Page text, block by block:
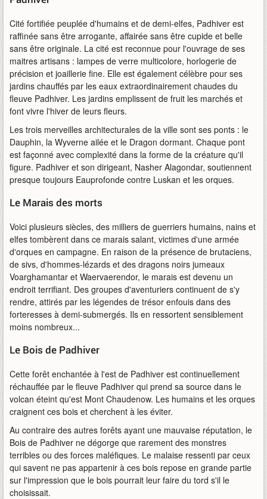
Cité fortifiée peuplée d'humains et de demi-elfes, Padhiver est
raffinée sans être arrogante, affairée sans être cupide et belle
sans être originale. La cité est reconnue pour l'ouvrage de ses
maitres artisans : lampes de verre multicolore, horlogerie de
précision et joaillerie fine. Elle est également célèbre pour ses
jardins chauffés par les eaux extraordinairement chaudes du
fleuve Padhiver. Les jardins emplissent de fruit les marchés et
font vivre l'hiver de leurs fleurs.
Les trois merveilles architecturales de la ville sont ses ponts : le
Dauphin, la Wyverne ailée et le Dragon dormant. Chaque pont
est façonné avec complexité dans la forme de la créature qu'il
figure. Padhiver et son dirigeant, Nasher Alagondar, soutiennent
presque toujours Eauprofonde contre Luskan et les orques.
Le Marais des morts
Voici plusieurs siècles, des milliers de guerriers humains, nains et
elfes tombèrent dans ce marais salant, victimes d'une armée
d'orques en campagne. En raison de la présence de brutaciens,
de sivs, d'hommes-lézards et des dragons noirs jumeaux
Voarghamantar et Waervaerendor, le marais est devenu un
endroit terrifiant. Des groupes d'aventuriers continuent de s'y
rendre, attirés par les légendes de trésor enfouis dans des
forteresses à demi-submergés. Ils en ressortent sensiblement
moins nombreux...
Le Bois de Padhiver
Cette forêt enchantée à l'est de Padhiver est continuellement
réchauffée par le fleuve Padhiver qui prend sa source dans le
volcan éteint qu'est Mont Chaudenow. Les humains et les orques
craignent ces bois et cherchent à les éviter.
Au contraire des autres forêts ayant une mauvaise réputation, le
Bois de Padhiver ne dégorge que rarement des monstres
terribles ou des forces maléfiques. Le malaise ressenti par ceux
qui savent ne pas appartenir à ces bois repose en grande partie
sur l'impression que le bois pourrait leur faire du tord s'il le
choisissait.